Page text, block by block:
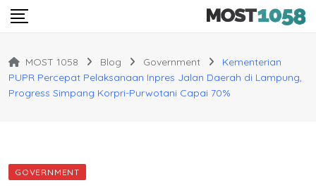
Skip
MOST 1058 Blog Government
Kementerian
PUPR Percepat Pelaksanaan Inpres Jalan Daerah di Lampung,
Progress Simpang Korpri-Purwotani Capai 70%
GOVERNMENT